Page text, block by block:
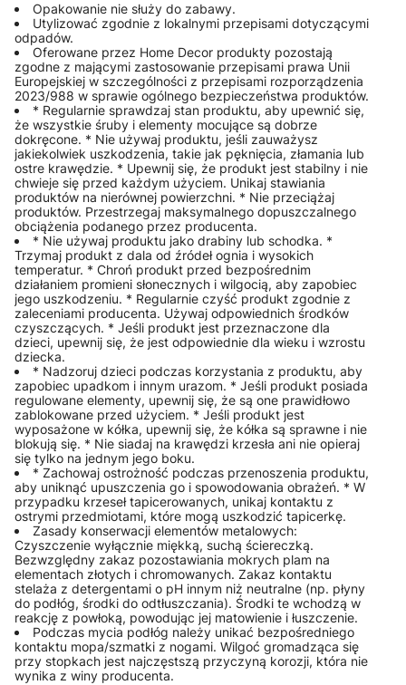
Opakowanie nie służy do zabawy.
Utylizować zgodnie z lokalnymi przepisami dotyczącymi
odpadów.
Oferowane przez Home Decor produkty pozostają
zgodne z mającymi zastosowanie przepisami prawa Unii
Europejskiej w szczególności z przepisami rozporządzenia
2023/988 w sprawie ogólnego bezpieczeństwa produktów.
* Regularnie sprawdzaj stan produktu, aby upewnić się,
że wszystkie śruby i elementy mocujące są dobrze
dokręcone. * Nie używaj produktu, jeśli zauważysz
jakiekolwiek uszkodzenia, takie jak pęknięcia, złamania lub
ostre krawędzie. * Upewnij się, że produkt jest stabilny i nie
chwieje się przed każdym użyciem. Unikaj stawiania
produktów na nierównej powierzchni. * Nie przeciążaj
produktów. Przestrzegaj maksymalnego dopuszczalnego
obciążenia podanego przez producenta.
* Nie używaj produktu jako drabiny lub schodka. *
Trzymaj produkt z dala od źródeł ognia i wysokich
temperatur. * Chroń produkt przed bezpośrednim
działaniem promieni słonecznych i wilgocią, aby zapobiec
jego uszkodzeniu. * Regularnie czyść produkt zgodnie z
zaleceniami producenta. Używaj odpowiednich środków
czyszczących. * Jeśli produkt jest przeznaczone dla
dzieci, upewnij się, że jest odpowiednie dla wieku i wzrostu
dziecka.
* Nadzoruj dzieci podczas korzystania z produktu, aby
zapobiec upadkom i innym urazom. * Jeśli produkt posiada
regulowane elementy, upewnij się, że są one prawidłowo
zablokowane przed użyciem. * Jeśli produkt jest
wyposażone w kółka, upewnij się, że kółka są sprawne i nie
blokują się. * Nie siadaj na krawędzi krzesła ani nie opieraj
się tylko na jednym jego boku.
* Zachowaj ostrożność podczas przenoszenia produktu,
aby uniknąć upuszczenia go i spowodowania obrażeń. * W
przypadku krzeseł tapicerowanych, unikaj kontaktu z
ostrymi przedmiotami, które mogą uszkodzić tapicerkę.
Zasady konserwacji elementów metalowych:
Czyszczenie wyłącznie miękką, suchą ściereczką.
Bezwzględny zakaz pozostawiania mokrych plam na
elementach złotych i chromowanych. Zakaz kontaktu
stelaża z detergentami o pH innym niż neutralne (np. płyny
do podłóg, środki do odtłuszczania). Środki te wchodzą w
reakcję z powłoką, powodując jej matowienie i łuszczenie.
Podczas mycia podłóg należy unikać bezpośredniego
kontaktu mopa/szmatki z nogami. Wilgoć gromadząca się
przy stopkach jest najczęstszą przyczyną korozji, która nie
wynika z winy producenta.